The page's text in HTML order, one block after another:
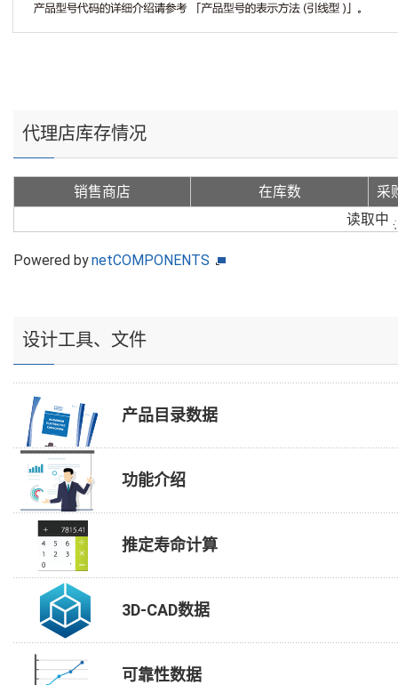
代理店库存情况
销售商店 在库数
采
读取中
Powered bynetCOMPONENTS
设计工具、文件
产品目录数据
功能介绍
推定寿命计算
3D-CAD数据
可靠性数据